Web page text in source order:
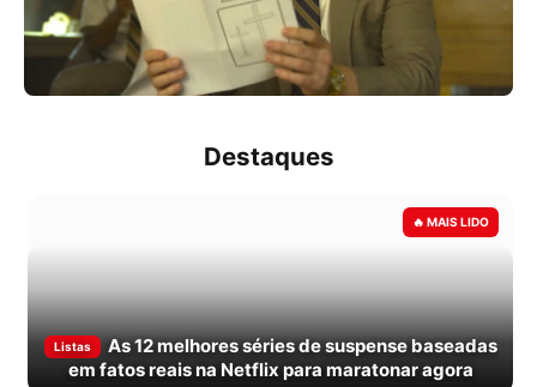
Destaques
Listas
As 12 melhores séries de suspense baseadas
em fatos reais na Netflix para maratonar agora